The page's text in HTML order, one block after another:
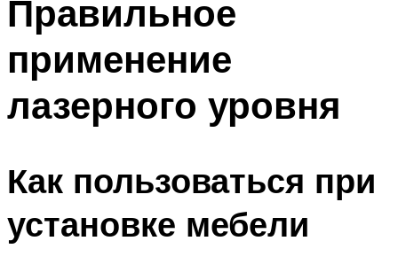
Правильное
применение
лазерного уровня
Как пользоваться при
установке мебели